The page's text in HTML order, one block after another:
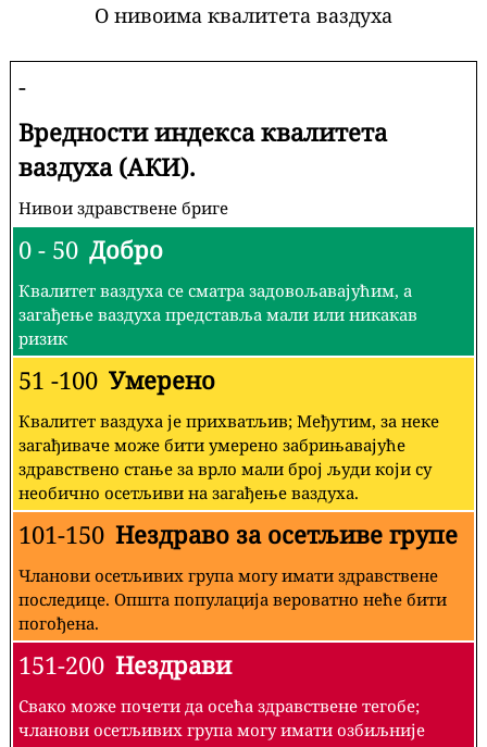
О нивоима квалитета ваздуха
-
Вредности индекса квалитета
ваздуха (АКИ).
Нивои здравствене бриге
0 - 50 Добро
Квалитет ваздуха се сматра задовољавајућим, а
загађење ваздуха представља мали или никакав
ризик
51 -100 Умерено
Квалитет ваздуха је прихватљив; Међутим, за неке
загађиваче може бити умерено забрињавајуће
здравствено стање за врло мали број људи који су
необично осетљиви на загађење ваздуха.
101-150 Нездраво за осетљиве групе
Чланови осетљивих група могу имати здравствене
последице. Општа популација вероватно неће бити
погођена.
151-200 Нездрави
Свако може почети да осећа здравствене тегобе;
чланови осетљивих група могу имати озбиљније